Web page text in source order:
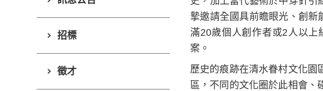
招標
徵才
摯邀請全國具前瞻眼光、創
滿20歲個人創作者或2人以上
案。
歷史的痕跡在清水眷村文化園
區，不同的文化圈於此相會